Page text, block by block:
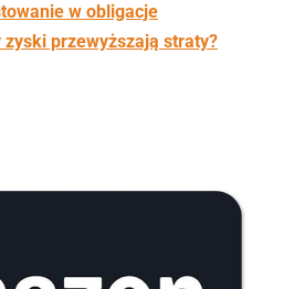
w obligacje
zyski przewyższają straty?